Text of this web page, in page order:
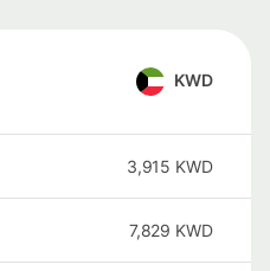
KWD
3,915 KWD
7,829 KWD